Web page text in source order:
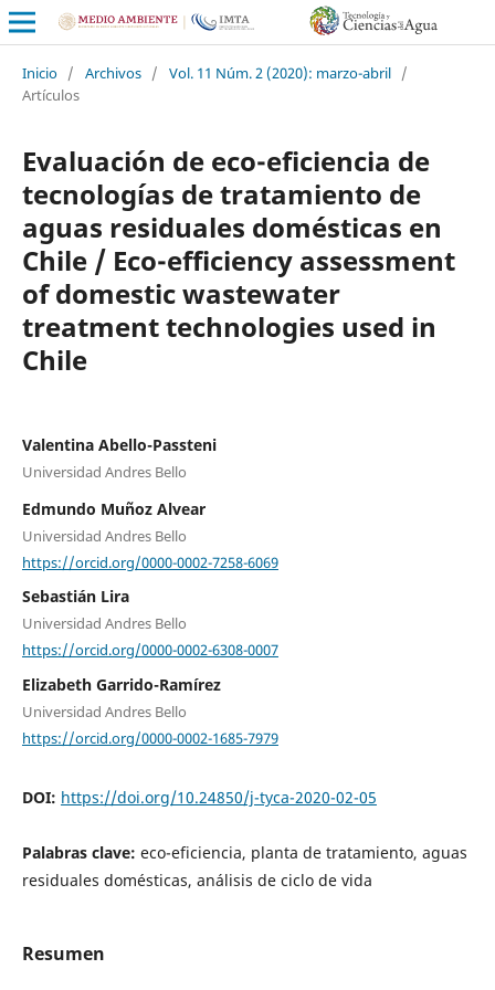
Inicio / Archivos / Vol. 11 Núm. 2 (2020): marzo-abril /
Artículos
Evaluación de eco-eficiencia de
tecnologías de tratamiento de
aguas residuales domésticas en
Chile / Eco-efficiency assessment
of domestic wastewater
treatment technologies used in
Chile
Valentina Abello-Passteni
Universidad Andres Bello
Edmundo Muñoz Alvear
Universidad Andres Bello
https://orcid.org/0000-0002-7258-6069
Sebastián Lira
Universidad Andres Bello
https://orcid.org/0000-0002-6308-0007
Elizabeth Garrido-Ramírez
Universidad Andres Bello
https://orcid.org/0000-0002-1685-7979
DOI: https://doi.org/10.24850/j-tyca-2020-02-05
Palabras clave: eco-eficiencia, planta de tratamiento, aguas
residuales domésticas, análisis de ciclo de vida
Resumen